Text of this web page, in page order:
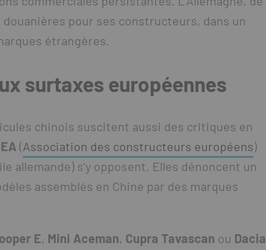
pour ses constructeurs, dans un
étrangères.
surtaxes européennes
chinois suscitent aussi des critiques en
(Association des constructeurs européens)
allemande) s’y opposent. Elles dénoncent un
assemblés en Chine par des marques
E, Mini Aceman, Cupra Tavascan ou Dacia